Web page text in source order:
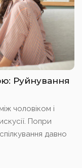
Руйнування
чоловіком і
Попри
давно